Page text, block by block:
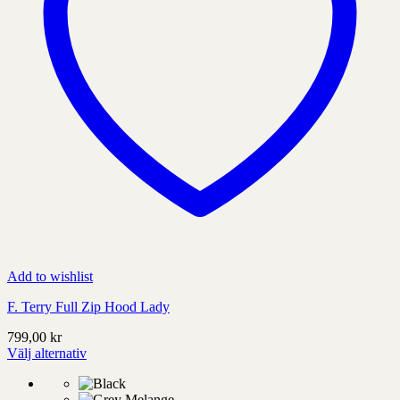
Add to wishlist
F. Terry Full Zip Hood Lady
799,00 kr
Välj alternativ
produkt